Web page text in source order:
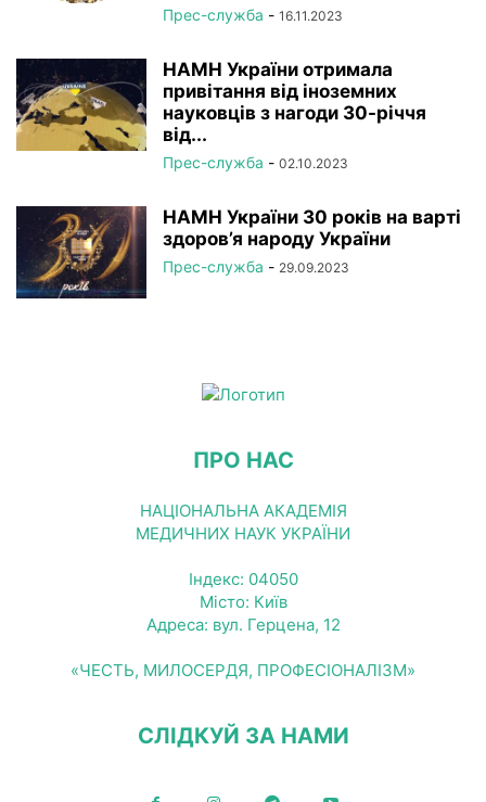
Прес-служба - 16.11.2023
НАМН України отримала
привітання від іноземних
науковців з нагоди 30-річчя
від...
Прес-служба - 02.10.2023
НАМН України 30 років на варті
здоров’я народу України
Прес-служба - 29.09.2023
ПРО НАС
НАЦІОНАЛЬНА АКАДЕМІЯ
МЕДИЧНИХ НАУК УКРАЇНИ
Індекс: 04050
Місто: Київ
Адреса: вул. Герцена, 12
«ЧЕСТЬ, МИЛОСЕРДЯ, ПРОФЕСІОНАЛІЗМ»
СЛІДКУЙ ЗА НАМИ